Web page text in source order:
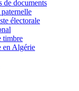
de documents
électorale
timbre
en Algérie